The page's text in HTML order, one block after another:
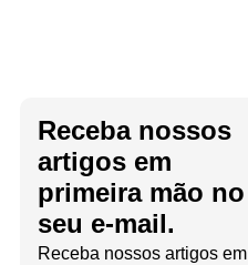
Receba nossos
artigos em
primeira mão no
seu e-mail.
Receba nossos artigos em